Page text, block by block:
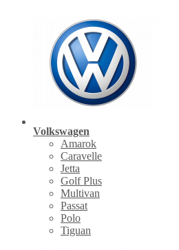
Volkswagen
Amarok
Caravelle
Jetta
Golf Plus
Multivan
Passat
Polo
Tiguan